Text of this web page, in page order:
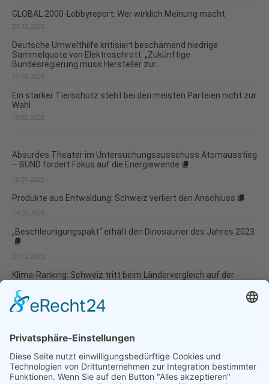
GLOBAL 2000-Lobbyreport: Wer wirklich Meinung macht
27.10.2025
Deutsche Umwelthilfe kritisiert beschämend niedrige
Sammelquote von Elektroschrott: „Zukünftige
Bundesregierung muss Hersteller zur...
21.02.2025
Ein starker Tierschutz steht bei den meisten Parteien nicht zur
Wahl
19.02.2025
Absurdes Theater im Untersuchungsausschuss Atomausstieg
– BUND fordert Fokus auf die Energiewende
16.01.2025
Produkte aus Entwaldung: Schweiz verliert den Anschluss
14.02.2024
„Beschleunigungspakt“ erhält den Dinosaurier des Jahres 2023
27.12.2023
Klima-Ranking: Schweiz tritt beim Ländervergleich auf der
08.12.2023